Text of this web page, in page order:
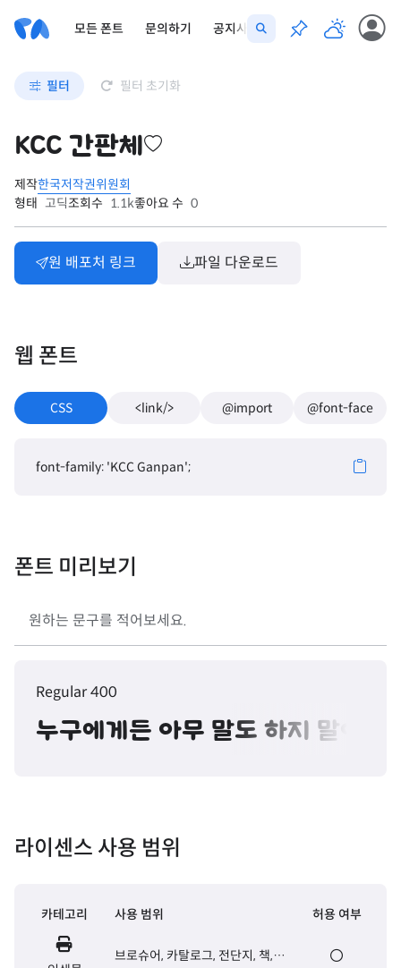
모든 폰트 문의하기 공지사항
필터 필터 초기화
KCC 간판체
제작한국저작권위원회
형태 고딕조회수 1.1k좋아요 수 0
원 배포처 링크 파일 다운로드
웹 폰트
CSS <link/> @import @font-face
font-family: 'KCC Ganpan';
폰트 미리보기
Regular 400
누구에게든 아무 말도 하지 말아
라이센스 사용 범위
카테고리 사용 범위 허용 여부
브로슈어, 카탈로그, 전단지, 책,